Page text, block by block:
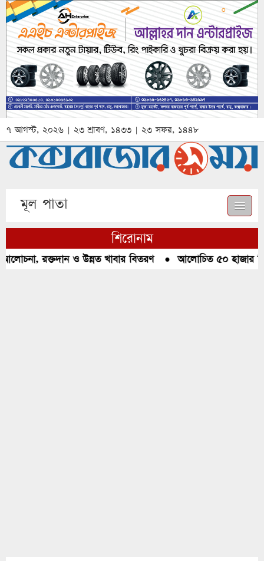
৭ আগস্ট, ২০২৬ | ২৩ শ্রাবণ, ১৪৩৩ | ২৩ সফর, ১৪৪৮
মূল পাতা
শিরোনাম
রক্তদান ও উন্নত খাবার বিতরণ●আলোচিত ৫০ হাজার